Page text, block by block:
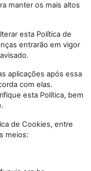
manter os mais altos
esta Política de
entrarão em vigor
aplicações após essa
com elas.
esta Política, bem
de Cookies, entre
meios: